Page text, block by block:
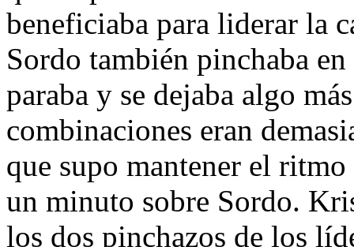
beneficiaba para liderar la
Sordo también pinchaba
paraba y se dejaba algo
combinaciones eran
que supo mantener el
un minuto sobre Sordo.
los dos pinchazos de los